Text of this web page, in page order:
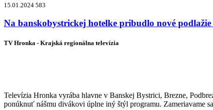
15.01.2024 583
Na banskobystrickej hotelke pribudlo nové
TV Hronka - Krajská regionálna televízia
Televízia Hronka vyrába hlavne v Banskej Bystrici, Brezne,
ponúknuť nášmu divákovi úplne iný štýl programu. Zameriavame